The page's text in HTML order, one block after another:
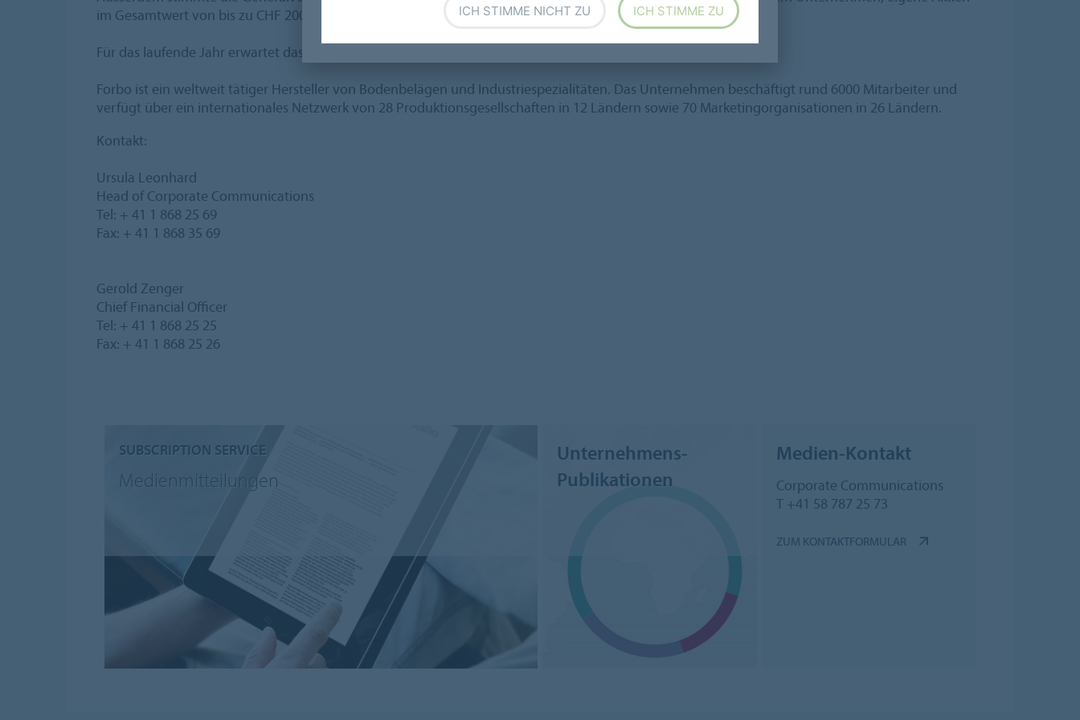
im Gesamtwert von bis zu CHF 200 Millionen zur Kapitalherabsetzung zurückzukaufen.
Für das laufende Jahr erwartet das Unternehmen eine weitere Steigerung der operativen Ertragskraft.
Forbo ist ein weltweit tätiger Hersteller von Bodenbelägen und Industriespezialitäten. Das Unternehmen beschäftigt rund 6000 Mitarbeiter und
verfügt über ein internationales Netzwerk von 28 Produktionsgesellschaften in 12 Ländern sowie 70 Marketingorganisationen in 26 Ländern.
Kontakt:
Ursula Leonhard
Head of Corporate Communications
Tel: + 41 1 868 25 69
Fax: + 41 1 868 35 69
Gerold Zenger
Chief Financial Officer
Tel: + 41 1 868 25 25
Fax: + 41 1 868 25 26
SUBSCRIPTION SERVICE
Medienmitteilungen
Unternehmens-
Publikationen
Medien-Kontakt
Corporate Communications
T +41 58 787 25 73
ZUM KONTAKTFORMULAR
ICH STIMME NICHT ZU ICH STIMME ZU